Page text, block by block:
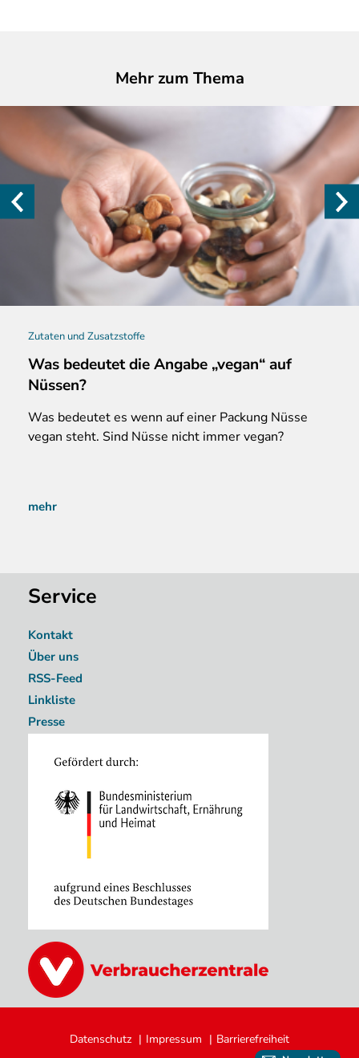
Mehr zum Thema
Zutaten und Zusatzstoffe
Was bedeutet die Angabe „vegan“ auf
Nüssen?
Was bedeutet es wenn auf einer Packung Nüsse
vegan steht. Sind Nüsse nicht immer vegan?
mehr
Image
Service
Kontakt
Über uns
RSS-Feed
Linkliste
Presse
FußzeileDatenschutz Impressum Barrierefreiheit